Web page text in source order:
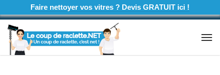
Faire nettoyer vos vitres ? Devis GRATUIT ici !